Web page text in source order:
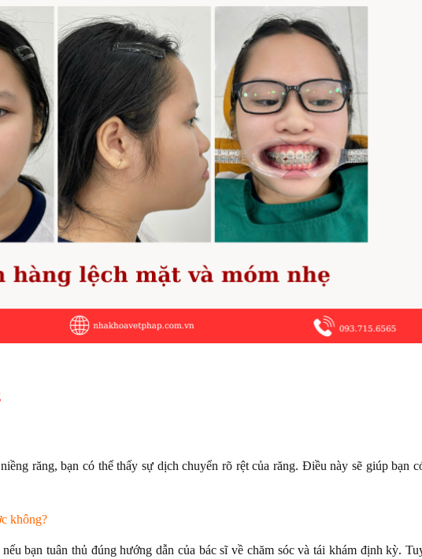
răng, bạn có thể thấy sự dịch chuyển rõ rệt của răng. Điều này sẽ giúp bạn
không?
bạn tuân thủ đúng hướng dẫn của bác sĩ về chăm sóc và tái khám định kỳ.